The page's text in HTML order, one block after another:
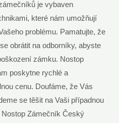
je vybaven
které nám umožňují
problému. Pamatujte, že
obrátit na odborníky, abyste
zámku. Nostop
poskytne rychlé a
cenu. Doufáme, že Vás
se těšit na Vaši případnou
Zámečník Český